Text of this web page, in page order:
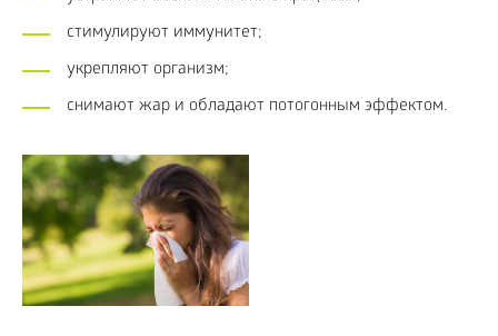
стимулируют иммунитет;
укрепляют организм;
снимают жар и обладают потогонным эффектом.